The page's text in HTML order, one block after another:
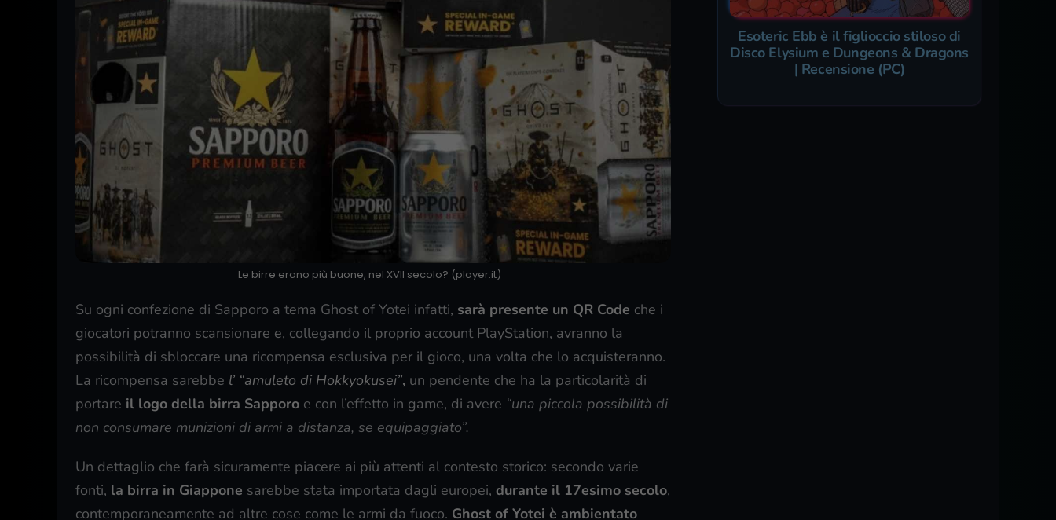
Le birre erano più buone, nel XVII secolo? (player.it)
Su ogni confezione di Sapporo a tema Ghost of Yotei infatti, sarà presente un QR Code che i
giocatori potranno scansionare e, collegando il proprio account PlayStation, avranno la
possibilità di sbloccare una ricompensa esclusiva per il gioco, una volta che lo acquisteranno.
La ricompensa sarebbe l’ “amuleto di Hokkyokusei”, un pendente che ha la particolarità di
portare il logo della birra Sapporo e con l’effetto in game, di avere “una piccola possibilità di
non consumare munizioni di armi a distanza, se equipaggiato”.
Un dettaglio che farà sicuramente piacere ai più attenti al contesto storico: secondo varie
fonti, la birra in Giappone sarebbe stata importata dagli europei, durante il 17esimo secolo,
contemporaneamente ad altre cose come le armi da fuoco. Ghost of Yotei è ambientato
Esoteric Ebb è il figlioccio stiloso di
Disco Elysium e Dungeons & Dragons
| Recensione (PC)